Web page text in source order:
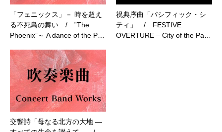
「フェニックス」－ 時を超え
る不死鳥の舞い / ”The
Phoenix”～ A dance of the P…
祝典序曲「パシフィック・シ
ティ」 / FESTIVE
OVERTURE – City of the Pa…
交響詩「母なる北方の大地 ―